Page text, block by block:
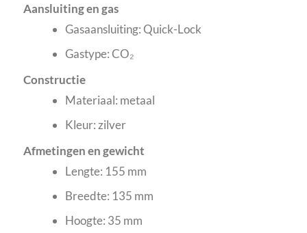
Aansluiting en gas
Gasaansluiting: Quick-Lock
Gastype: CO₂
Constructie
Materiaal: metaal
Kleur: zilver
Afmetingen en gewicht
Lengte: 155 mm
Breedte: 135 mm
Hoogte: 35 mm